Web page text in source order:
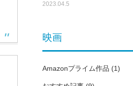
2023.04.5
映画
Amazonプライム作品 (1)